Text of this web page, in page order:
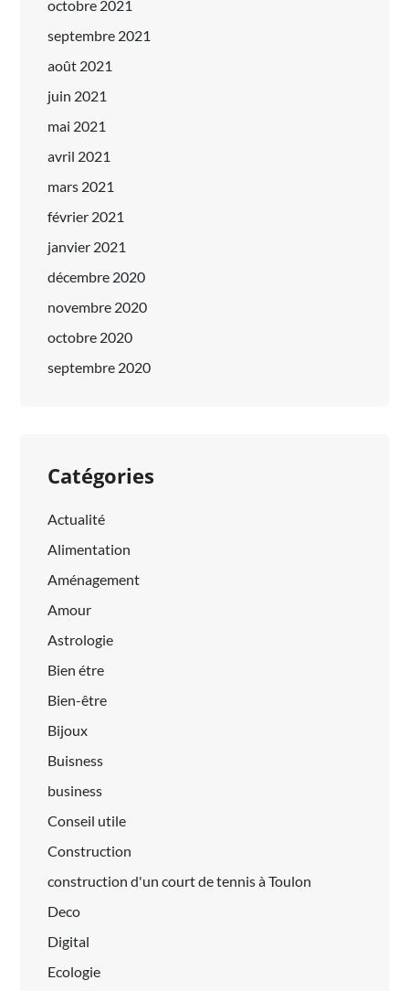
octobre 2021
septembre 2021
août 2021
juin 2021
mai 2021
avril 2021
mars 2021
février 2021
janvier 2021
décembre 2020
novembre 2020
octobre 2020
septembre 2020
Catégories
Actualité
Alimentation
Aménagement
Amour
Astrologie
Bien étre
Bien-être
Bijoux
Buisness
business
Conseil utile
Construction
construction d'un court de tennis à Toulon
Deco
Digital
Ecologie